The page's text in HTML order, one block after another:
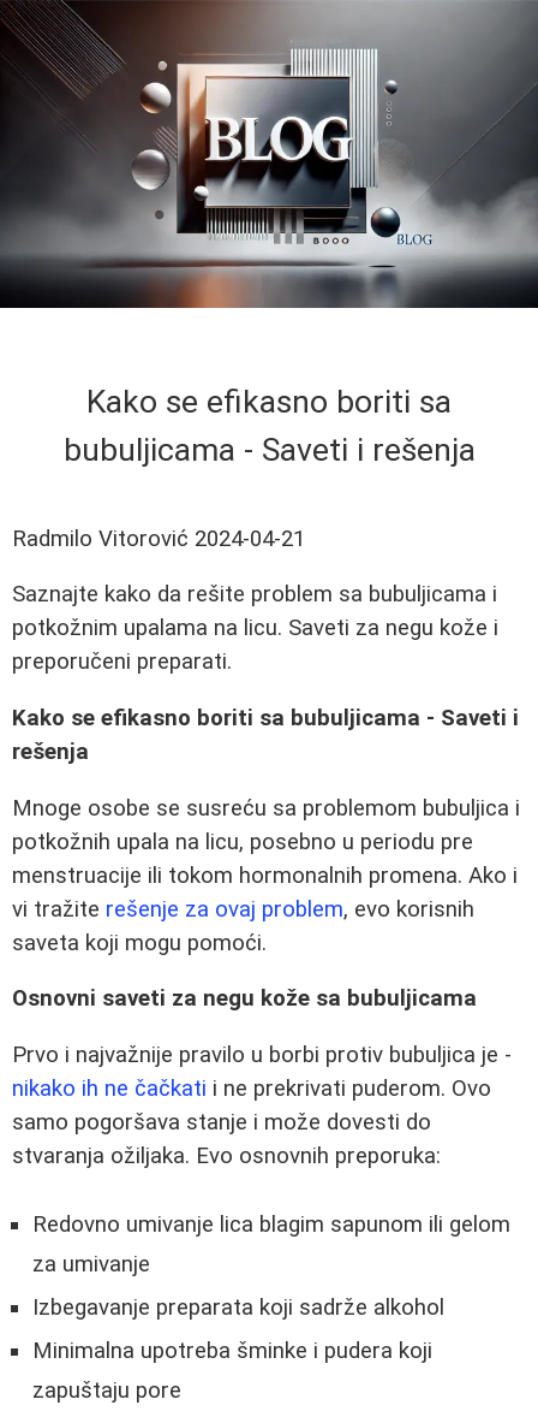
Kako se efikasno boriti sa
bubuljicama - Saveti i rešenja
Radmilo Vitorović 2024-04-21
Saznajte kako da rešite problem sa bubuljicama i
potkožnim upalama na licu. Saveti za negu kože i
preporučeni preparati.
Kako se efikasno boriti sa bubuljicama - Saveti i
rešenja
Mnoge osobe se susreću sa problemom bubuljica i
potkožnih upala na licu, posebno u periodu pre
menstruacije ili tokom hormonalnih promena. Ako i
vi tražite rešenje za ovaj problem, evo korisnih
saveta koji mogu pomoći.
Osnovni saveti za negu kože sa bubuljicama
Prvo i najvažnije pravilo u borbi protiv bubuljica je -
nikako ih ne čačkati i ne prekrivati puderom. Ovo
samo pogoršava stanje i može dovesti do
stvaranja ožiljaka. Evo osnovnih preporuka:
Redovno umivanje lica blagim sapunom ili gelom
za umivanje
Izbegavanje preparata koji sadrže alkohol
Minimalna upotreba šminke i pudera koji
zapuštaju pore